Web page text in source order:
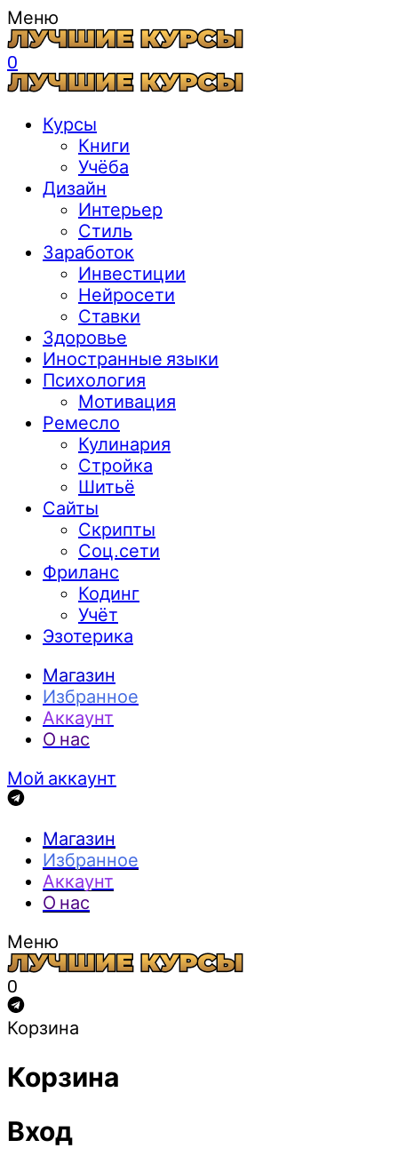
Меню
0
Курсы
Книги
Учёба
Дизайн
Интерьер
Стиль
Заработок
Инвестиции
Нейросети
Ставки
Здоровье
Иностранные языки
Психология
Мотивация
Ремесло
Кулинария
Стройка
Шитьё
Сайты
Скрипты
Соц.сети
Фриланс
Кодинг
Учёт
Эзотерика
Магазин
Избранное
Аккаунт
О нас
Мой аккаунт
Магазин
Избранное
Аккаунт
О нас
Меню
0
Корзина
Корзина
Вход